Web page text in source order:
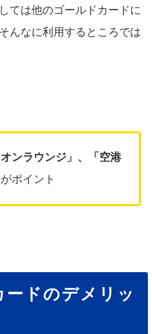
ては他のゴールドカードに
んなに利用するところでは
ンラウンジ」、「空港
ポイント
ドのデメリッ